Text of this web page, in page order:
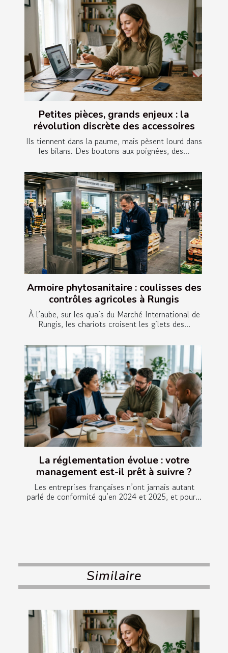
Petites pièces, grands enjeux : la
révolution discrète des accessoires
Ils tiennent dans la paume, mais pèsent lourd dans
les bilans. Des boutons aux poignées, des...
Armoire phytosanitaire : coulisses des
contrôles agricoles à Rungis
À l’aube, sur les quais du Marché International de
Rungis, les chariots croisent les gilets des...
La réglementation évolue : votre
management est-il prêt à suivre ?
Les entreprises françaises n’ont jamais autant
parlé de conformité qu’en 2024 et 2025, et pour...
Similaire